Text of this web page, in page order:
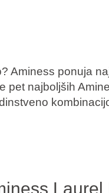
Aminess ponuja
pet najboljših